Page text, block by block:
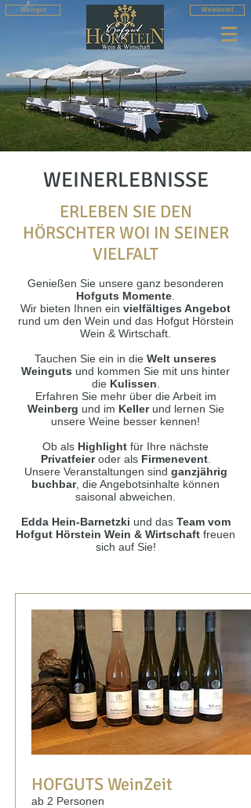
Weingut Weinhotel
WEINERLEBNISSE
ERLEBEN SIE DEN
HÖRSCHTER WOI IN SEINER
VIELFALT​
Genießen Sie unsere ganz besonderen
Hofguts Momente
Wir bieten Ihnen ein vielfältiges Angebot
rund um den Wein und das Hofgut Hörstein
Wein & Wirtschaft.
Tauchen Sie ein in die Welt unseres
Weinguts und kommen Sie mit uns hinter
die Kulissen
Erfahren Sie mehr über die Arbeit im
Weinberg und im Kellerund lernen Sie
unsere Weine besser kennen!
Ob als Highlight für Ihre nächste
Privatfeieroder als Firmenevent.
Unsere Veranstaltungen sind ganzjährig
buchbar, die Angebotsinhalte können
saisonal abweichen.
Edda Hein-Barnetzki und das Team vom
Hofgut Hörstein Wein & Wirtschaft freuen
sich auf Sie!
HOFGUTS WeinZeit
ab 2 Personen